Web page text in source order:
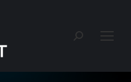
Recherche